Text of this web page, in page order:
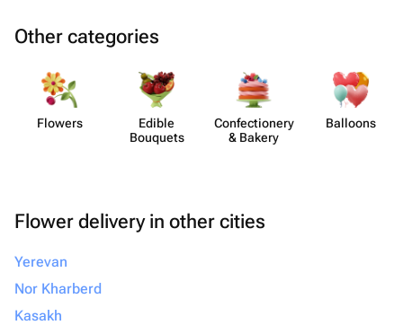
Other categories
Flowers
Edible
Bouquets
Confect​ionery
& Bakery
Balloons
Flower delivery in other cities
Yerevan
Nor Kharberd
Kasakh